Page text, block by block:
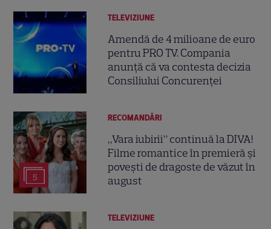
TELEVIZIUNE
Amendă de 4 milioane de euro
pentru PRO TV. Compania
anunță că va contesta decizia
Consiliului Concurenței
5
RECOMANDĂRI
„Vara iubirii” continuă la DIVA!
Filme romantice în premieră și
povești de dragoste de văzut în
august
TELEVIZIUNE